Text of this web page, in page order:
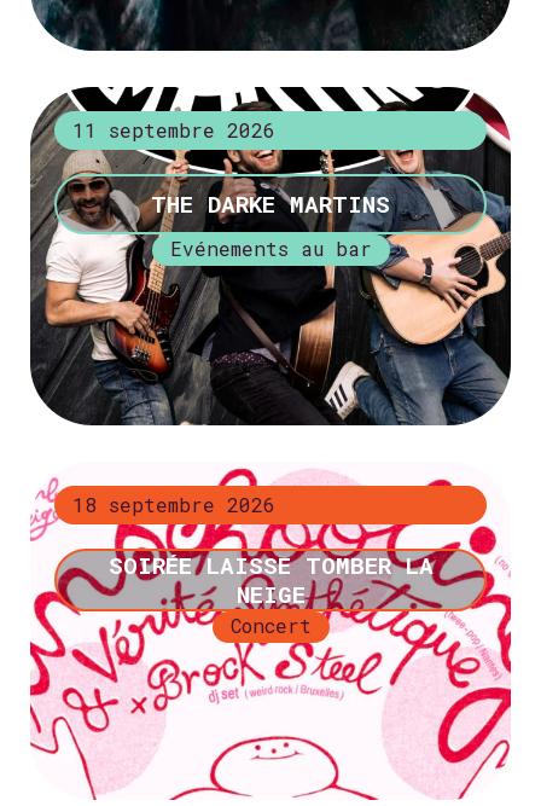
11 septembre 2026
THE DARKE MARTINS
Evénements au bar
+ d’infos
18 septembre 2026
SOIRÉE LAISSE TOMBER LA
NEIGE
Concert
+ d’infos